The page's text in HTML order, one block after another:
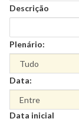
Descrição
Plenário:
Data:
Data
Data inicial